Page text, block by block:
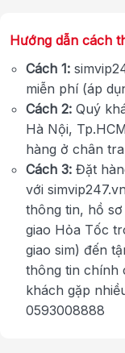
Hướng dẫn cách
Cách 1:
miễn phí (áp
Cách 2: Quý
Hà Nội,
hàng ở chân
Cách 3: Đặt
với
thông tin, hồ sơ
giao Hỏa Tốc
giao sim) đến
thông tin chính
khách gặp
0593008888